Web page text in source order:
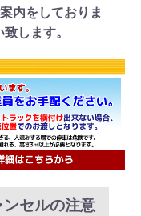
内をしておりま
します。
ンセルの注意